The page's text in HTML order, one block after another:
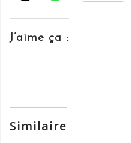
J’aime ça :
Similaire